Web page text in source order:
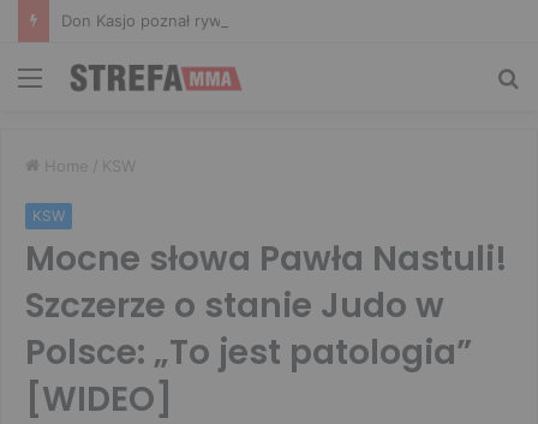
Menu
Home / KSW
KSW
Mocne słowa Pawła Nastuli!
Szczerze o stanie Judo w
Polsce: „To jest patologia”
[WIDEO]